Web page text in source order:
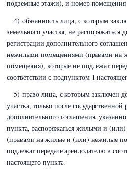
подземные этажи), и номер
4) обязанность лица, с которым
земельного участка, не распоряжаться
регистрации дополнительного
нежилыми помещениями (правами на
помещения), которые не подлежат
соответствии с подпунктом 1
5) право лица, с которым заключен
участка, только после государственной
дополнительного соглашения,
пункта, распоряжаться жилыми и
(правами на жилые и (или) нежилые
подлежат передаче арендодателю в
настоящего пункта.